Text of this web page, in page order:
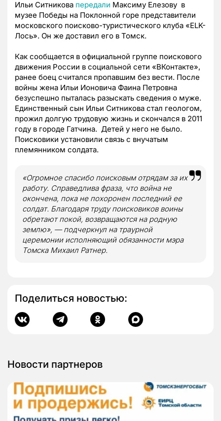
Ильи Ситникова передали Максиму Елезову в
музее Победы на Поклонной горе представители
московского поисково-туристического клуба «ELK-
Лось». Он же доставил его в Томск.
Как сообщается в официальной группе поискового
движения России в социальной сети «ВКонтакте»,
ранее боец считался пропавшим без вести. После
войны жена Ильи Ионовича Фаина Петровна
безуспешно пыталась разыскать сведения о муже.
Единственный сын Ильи Ситникова стал геологом,
прожил долгую трудовую жизнь и скончался в 2011
году в городе Гатчина. Детей у него не было.
Поисковики установили связь с внучатым
племянником солдата.
«Огромное спасибо поисковым отрядам за их
работу. Справедлива фраза, что война не
окончена, пока не похоронен последний ее
солдат. Благодаря труду поисковиков воины
обретают покой, возвращаются на родную
землю», — подчеркнул на траурной
церемонии исполняющий обязанности мэра
Томска Михаил Ратнер.
Поделиться новостью:
Новости партнеров